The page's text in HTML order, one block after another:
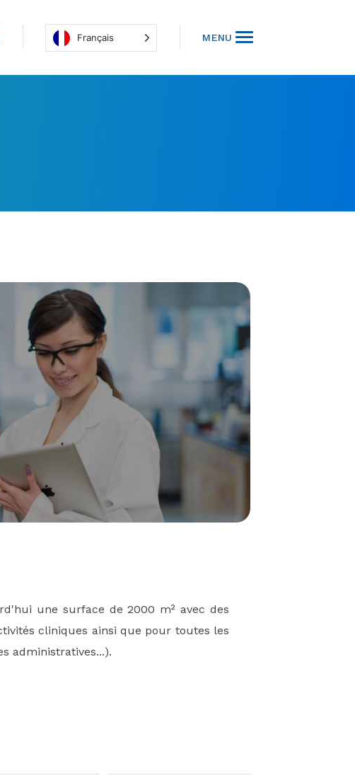
Français MENU
une surface de 2000 m² avec des
cliniques ainsi que pour toutes les
administratives...).